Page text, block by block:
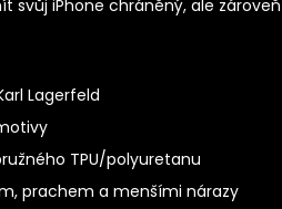
svůj iPhone chráněný, ale
Lagerfeld
TPU/polyuretanu
prachem a menšími nárazy